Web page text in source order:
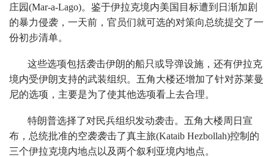
庄园(Mar-a-Lago)。鉴于伊拉克境内美国目标遭到日渐加剧
的暴力侵袭，一天前，官员们就可选的对策向总统提交了一
份初步清单。
这些选项包括袭击伊朗的船只或导弹设施，还有伊拉克
境内受伊朗支持的武装组织。五角大楼还增加了针对苏莱曼
尼的选项，主要是为了使其他选项看上去合理。
特朗普选择了对民兵组织发动袭击。五角大楼周日宣
布，总统批准的空袭袭击了真主旅(Kataib Hezbollah)控制的
三个伊拉克境内地点以及两个叙利亚境内地点。